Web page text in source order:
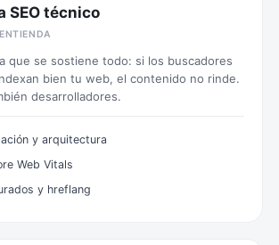
SEO técnico
que se sostiene todo: si los buscadores
bien tu web, el contenido no rinde.
desarrolladores.
y arquitectura
Web Vitals
y hreflang